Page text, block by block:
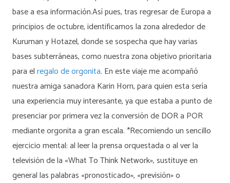
base a esa información.Así pues, tras regresar de Europa a
principios de octubre, identificamos la zona alrededor de
Kuruman y Hotazel, donde se sospecha que hay varias
bases subterráneas, como nuestra zona objetivo prioritaria
para elregalo de orgonita. En este viaje me acompañó
nuestra amiga sanadora Karin Horn, para quien esta sería
una experiencia muy interesante, ya que estaba a punto de
presenciar por primera vez la conversión de DOR a POR
mediante orgonita a gran escala. *Recomiendo un sencillo
ejercicio mental: al leer la prensa orquestada o al ver la
televisión de la «What To Think Network», sustituye en
general las palabras «pronosticado», «previsión» o